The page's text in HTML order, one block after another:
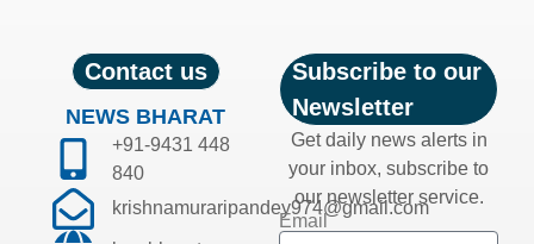
Contact us
NEWS BHARAT
+91-9431 448
840
krishnamuraripandey974@gmail.com
Subscribe to our
Newsletter
Get daily news alerts in
your inbox, subscribe to
our newsletter service.
Email